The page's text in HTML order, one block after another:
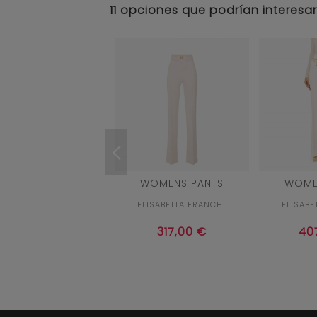
11 opciones que podrían
WOMENS PANTS
ELISABETTA FRANCHI
317,00 €
46
CRUDO
Añadir al carrito